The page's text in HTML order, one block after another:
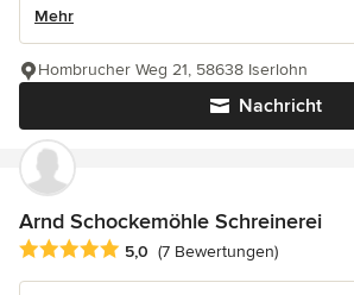
Mehr
Nachricht
Hombrucher Weg 21, 58638 Iserlohn
Arnd Schockemöhle Schreinerei
Durchschnittliche Bewertung: 5 von 5
5,0 (7 Bewertungen)